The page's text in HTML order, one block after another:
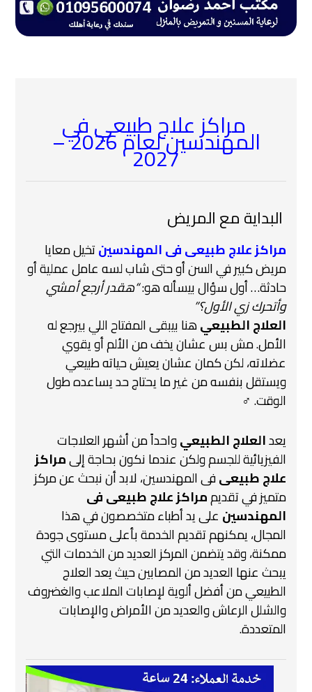
مراكز علاج طبيعي فيالمهندسين لعام 2026 – 2027
‍ البداية مع المريض
مراكز علاج طبيعى فى المهندسينتخيل معايا
مريض كبير في السن أو حتى شاب لسه عامل عملية أو
حادثة… أول سؤال بيسأله هو:“هقدر أرجع أمشي
وأتحرك زي الأول؟”
العلاج الطبيعيهنا بيبقى المفتاح اللي بيرجع له
الأمل. مش بس عشان يخف من الألم أو يقوي
عضلاته، لكن كمان عشان يعيش حياته طبيعي
ويستقل بنفسه من غير ما يحتاج حد يساعده طول
الوقت. ‍♂️
يعدالعلاج الطبيعيواحداً من أشهر العلاجات
الفيزيائية للجسم ولكن عندما نكون بحاجة إلىمراكز
علاج طبيعىفى المهندسين، لابد أن نبحث عن مركز
متميز في تقديممراكز علاج طبيعى فى
المهندسين على يد أطباء متخصصون في هذا
المجال، يمكنهم تقديم الخدمة بأعلى مستوى جودة
ممكنة، وقد يتضمن المركز العديد من الخدمات التي
يبحث عنها العديد من المصابين حيث يعد العلاج
الطبيعي من أفضل ألوية لإصابات الملاعب والغضروف
والشلل الرعاش والعديد من الأمراض والإصابات
المتعددة.